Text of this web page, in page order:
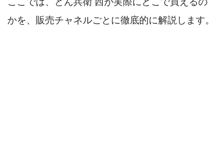
かを、販売チャネルごとに徹底的に解説します。